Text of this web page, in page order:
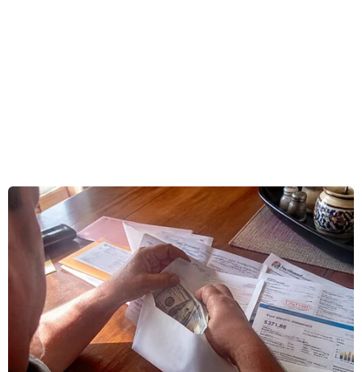
khu vực Khuirata và Battal nằm dọc LoC.”
Đây là lần thứ 6 trong hơn hai tuần qua, Phó
Cao ủy Ấn Độ bị triệu tới Bộ Ngoại giao
Pakistan.
Bộ này cho rằng vi phạm của Ấn Độ đã làm 4
dân thường, trong đó có một phụ nữ và một bé
gái 10 tuổi, thiệt mạng và 7 người bị thương.